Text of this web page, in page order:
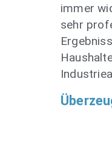
immer
sehr